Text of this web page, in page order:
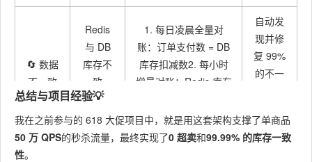
🔄 数据
不一致
修复
Redis
与 DB
库存不
一致，
导致少
卖 / 超
卖
1. 每日凌晨全量对
账：订单支付数 = DB
库存扣减数2. 每小时
增量对账：Redis 库存
致时以 DB 为准修正
Redis
自动发
现并修
复 99%
的不一
需人工
干预
总结与项目经验💡
我在之前参与的 618 大促项目中，就是用这套架构支撑了单商品
50 万 QPS的秒杀流量，最终实现了0 超卖和99.99% 的库存一致
性。